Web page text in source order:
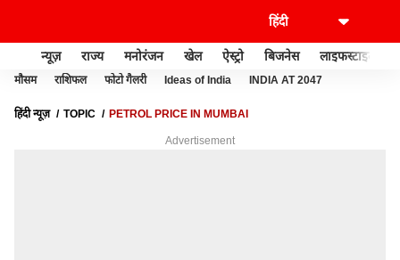
न्यूज़ राज्य मनोरंजन खेल ऐस्ट्रो बिजनेस लाइफस्टाइल
मौसम राशिफल फोटो गैलरी Ideas of India INDIA AT 2047
हिंदी न्यूज़ TOPIC PETROL PRICE IN MUMBAI
Advertisement